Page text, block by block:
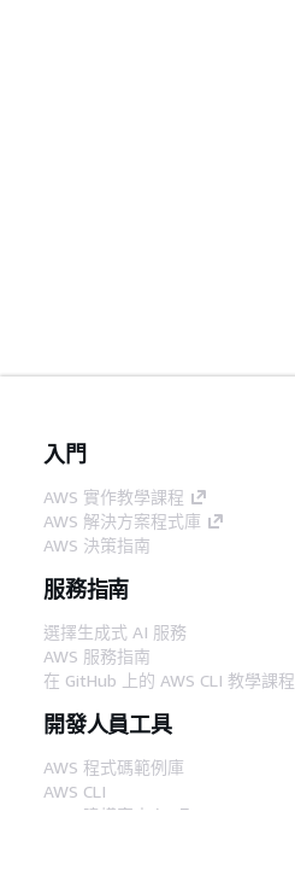
入門
AWS 實作教學課程
AWS 解決方案程式庫
AWS 決策指南
服務指南
選擇生成式 AI 服務
AWS 服務指南
在 GitHub 上的 AWS CLI 教學課程
開發人員工具
AWS 程式碼範例庫
AWS CLI
AWS 建構家中心